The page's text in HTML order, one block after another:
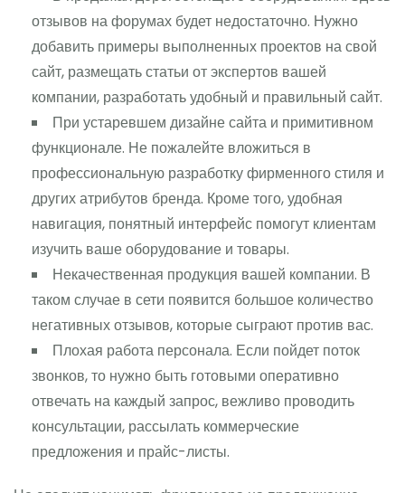
отзывов на форумах будет недостаточно. Нужно
добавить примеры выполненных проектов на свой
сайт, размещать статьи от экспертов вашей
компании, разработать удобный и правильный сайт.
При устаревшем дизайне сайта и примитивном
функционале. Не пожалейте вложиться в
профессиональную разработку фирменного стиля и
других атрибутов бренда. Кроме того, удобная
навигация, понятный интерфейс помогут клиентам
изучить ваше оборудование и товары.
Некачественная продукция вашей компании. В
таком случае в сети появится большое количество
негативных отзывов, которые сыграют против вас.
Плохая работа персонала. Если пойдет поток
звонков, то нужно быть готовыми оперативно
отвечать на каждый запрос, вежливо проводить
консультации, рассылать коммерческие
предложения и прайс-листы.